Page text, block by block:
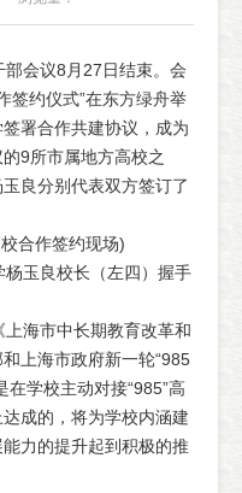
会议8月27日结束。会
签约仪式”在东方绿舟举
署合作共建协议，成为
9所市属地方高校之
良分别代表双方签订了
合作签约现场)
杨玉良校长（左四）握手
海市中长期教育改革和
上海市政府新一轮“985
在学校主动对接“985”高
成的，将为学校内涵建
力的提升起到积极的推